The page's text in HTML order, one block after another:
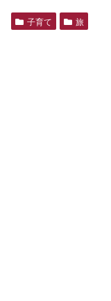
子育て 旅